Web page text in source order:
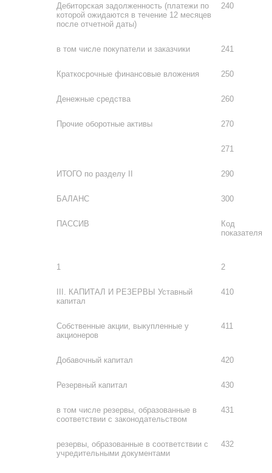
Дебиторская задолженность (платежи по
которой ожидаются в течение 12 месяцев
после отчетной даты)
240
в том числе покупатели и заказчики 241
Краткосрочные финансовые вложения 250
Денежные средства 260
Прочие оборотные активы 270
271
ИТОГО по разделу II 290
БАЛАНС 300
ПАССИВ
Код
показателя
1 2
III. КАПИТАЛ И РЕЗЕРВЫ Уставный
капитал
410
Собственные акции, выкупленные у
акционеров
411
Добавочный капитал 420
Резервный капитал 430
в том числе резервы, образованные в
соответствии с законодательством
431
резервы, образованные в соответствии с
учредительными документами
432